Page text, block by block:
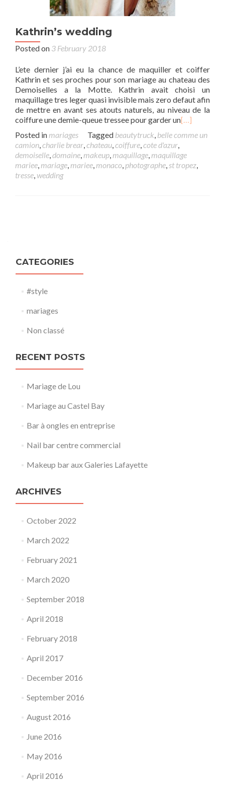
Kathrin’s wedding
Posted on 3 February 2018
L’ete dernier j’ai eu la chance de maquiller et coiffer
Kathrin et ses proches pour son mariage au chateau des
Demoiselles a la Motte. Kathrin avait choisi un
maquillage tres leger quasi invisible mais zero defaut afin
de mettre en avant ses atouts naturels, au niveau de la
coiffure une demie-queue tressee pour garder un[…]
Posted in mariages Tagged beautytruck, belle comme un
camion,charlie brear,chateau,coiffure,cote d'azur,
demoiselle,domaine, makeup, maquillage, maquillage
mariee, mariage, mariee, monaco, photographe,st tropez,
tresse, wedding
CATEGORIES
#style
mariages
Non classé
RECENT POSTS
Mariage de Lou
Mariage au Castel Bay
Bar à ongles en entreprise
Nail bar centre commercial
Makeup bar aux Galeries Lafayette
ARCHIVES
October 2022
March 2022
February 2021
March 2020
September 2018
April 2018
February 2018
April 2017
December 2016
September 2016
August 2016
June 2016
May 2016
April 2016